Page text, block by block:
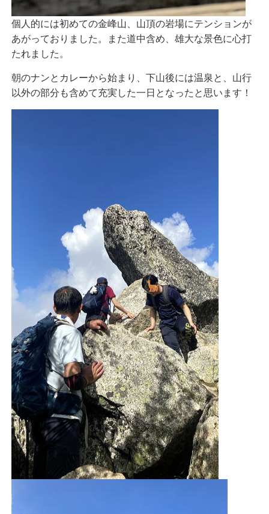
個人的には初めての金峰山、山頂の岩場にテンションが
あがっておりました。また道中含め、雄大な景色に心打
たれました。
朝のナンとカレーから始まり、下山後には温泉と、山行
以外の部分も含めて充実した一日となったと思います！